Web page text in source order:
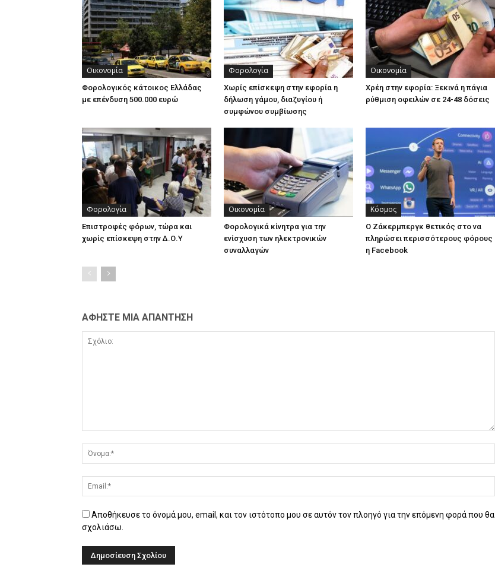
Οικονομία
Φορολογικός κάτοικος Ελλάδας
με επένδυση 500.000 ευρώ
Φορολογία
Χωρίς επίσκεψη στην εφορία η
δήλωση γάμου, διαζυγίου ή
συμφώνου συμβίωσης
Οικονομία
Χρέη στην εφορία: Ξεκινά η πάγια
ρύθμιση οφειλών σε 24-48 δόσεις
Φορολογία
Επιστροφές φόρων, τώρα και
χωρίς επίσκεψη στην Δ.Ο.Υ
Οικονομία
Φορολογικά κίνητρα για την
ενίσχυση των ηλεκτρονικών
συναλλαγών
Κόσμος
Ο Ζάκερμπεργκ θετικός στο να
πληρώσει περισσότερους φόρους
η Facebook
ΑΦΗΣΤΕ ΜΙΑ ΑΠΑΝΤΗΣΗ
Αποθήκευσε το όνομά μου, email, και τον ιστότοπο μου σε αυτόν τον πλοηγό για την επόμενη φορά που θα
σχολιάσω.